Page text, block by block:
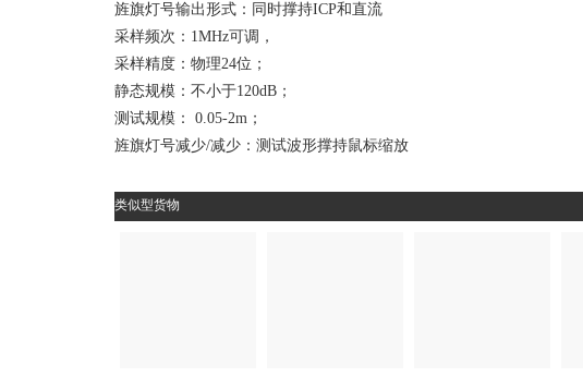
旌旗灯号输出形式：同时撑持ICP和直流
采样频次：1MHz可调，
采样精度：物理24位；
静态规模：不小于120dB；
测试规模： 0.05-2m；
旌旗灯号减少/减少：测试波形撑持鼠标缩放
类似型货物